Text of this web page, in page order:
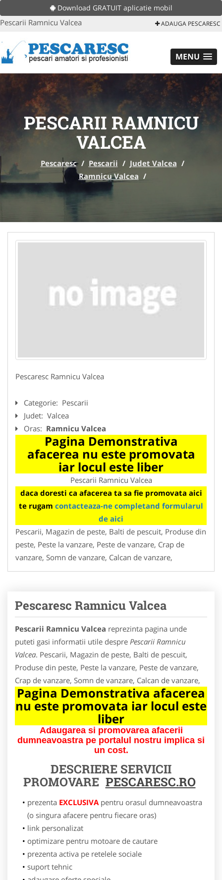
Download GRATUIT aplicatie mobil
Pescarii Ramnicu Valcea ADAUGA PESCARESC
MENU
PESCARII RAMNICU
VALCEA
Pescaresc / Pescarii / Judet Valcea /
Ramnicu Valcea /
Pescaresc Ramnicu Valcea
Categorie: Pescarii
Judet: Valcea
Oras: Ramnicu Valcea
Pagina Demonstrativa
afacerea nu este promovata
iar locul este liber
Pescarii Ramnicu Valcea
daca doresti ca afacerea ta sa fie promovata aici
te rugam contacteaza-ne completand formularul
de aici
Pescarii, Magazin de peste, Balti de pescuit, Produse din
peste, Peste la vanzare, Peste de vanzare, Crap de
vanzare, Somn de vanzare, Calcan de vanzare,
Pescaresc Ramnicu Valcea
Pescarii Ramnicu Valcea reprezinta pagina unde
puteti gasi informatii utile despre Pescarii Ramnicu
Valcea. Pescarii, Magazin de peste, Balti de pescuit,
Produse din peste, Peste la vanzare, Peste de vanzare,
Crap de vanzare, Somn de vanzare, Calcan de vanzare,
Pagina Demonstrativa afacerea
nu este promovata iar locul este
liber
Adaugarea si promovarea afacerii
dumneavoastra pe portalul nostru implica si
un cost.
DESCRIERE SERVICII
PROMOVARE PESCARESC.RO
prezenta EXCLUSIVApentru orasul dumneavoastra
(o singura afacere pentru fiecare oras)
link personalizat
optimizare pentru motoare de cautare
prezenta activa pe retelele sociale
suport tehnic